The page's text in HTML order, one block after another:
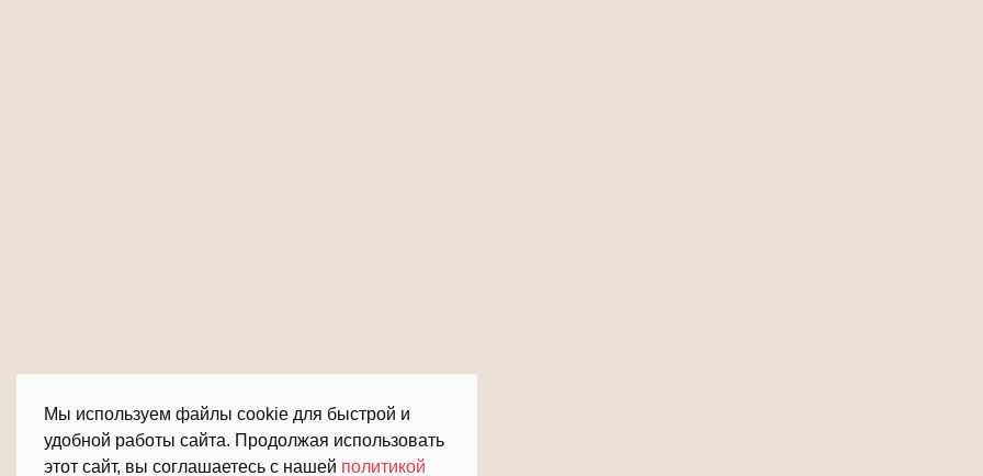
Мы используем файлы cookie для быстрой и
удобной работы сайта. Продолжая использовать
этот сайт, вы соглашаетесь с нашей политикой